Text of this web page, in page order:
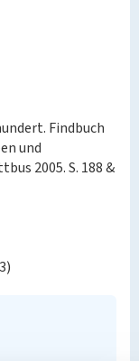
Findbuch
und
2005. S. 188 &